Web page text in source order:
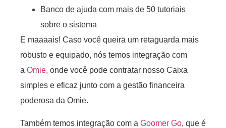
Banco de ajuda com mais de 50 tutoriais
sobre o sistema
E maaaais! Caso você queira um retaguarda mais
robusto e equipado, nós temos integração com
a Omie, onde você pode contratar nosso Caixa
simples e eficaz junto com a gestão financeira
poderosa da Omie.
Também temos integração com a Goomer Go, que é